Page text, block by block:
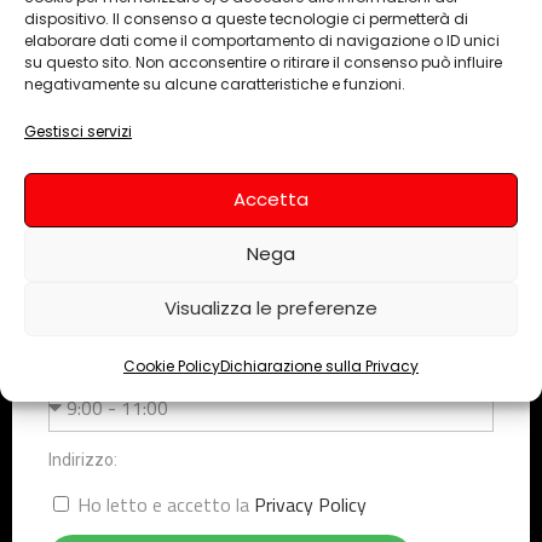
dispositivo. Il consenso a queste tecnologie ci permetterà di
elaborare dati come il comportamento di navigazione o ID unici
su questo sito. Non acconsentire o ritirare il consenso può influire
negativamente su alcune caratteristiche e funzioni.
Gestisci servizi
Accetta
Nega
Visualizza le preferenze
Cookie PolicyDichiarazione sulla Privacy
preventivo personalizzato.
Nome e cognome
Email
Indicaci la fascia oraria in cui vuoi essere contattato
Indirizzo:
Ho letto e accetto la Privacy Policy